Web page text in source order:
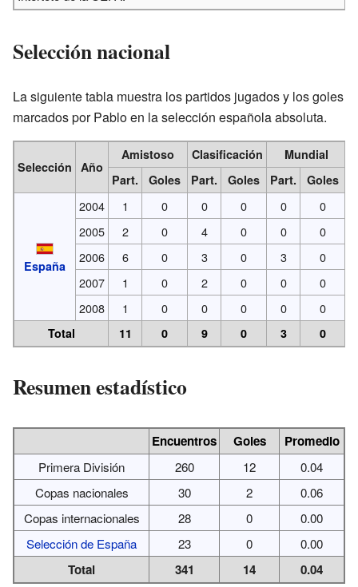
Selección nacional
La siguiente tabla muestra los partidos jugados y los goles
marcados por Pablo en la selección española absoluta.
Selección Año
Amistoso Clasificación
Mundial
Part.
Goles Part. Goles Part. Goles
España
2004 1 0 0 0 0
0
2005
2 0 4 0 0
0
2006
6 0 3 0 3 0
2007
1 0 2 0 0
0
2008
1 0 0 0 0 0
Total 11 0 9 0 3 0
Resumen estadístico
Encuentros Goles Promedio
Primera División 260 12
0.04
Copas nacionales
30 2
0.06
Copas internacionales
28 0
0.00
Selección de España
23 0 0.00
Total 341 14 0.04